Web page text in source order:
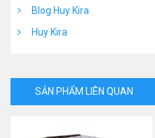
Blog Huy Kira
Huy Kira
SẢN PHẨM LIÊN QUAN